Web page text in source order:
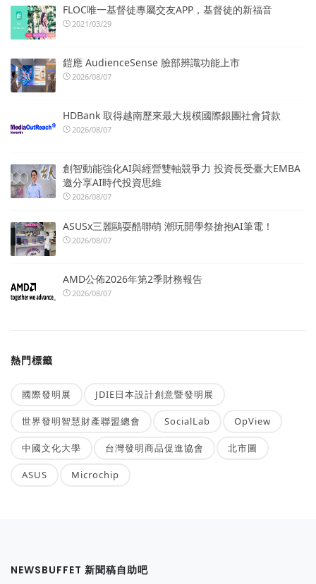
FLOC唯一基督徒專屬交友APP，基督徒的新福音
2021/03/29
鎧應 AudienceSense 臉部辨識功能上市
2026/08/07
HDBank 取得越南歷來最大規模國際銀團社會貸款
2026/08/07
創智動能強化AI與經營雙軸競爭力 投資長受臺大EMBA
邀分享AI時代投資思維
2026/08/07
ASUSx三麗鷗耍酷聯萌 潮玩開學祭搶抱AI筆電！
2026/08/07
AMD公佈2026年第2季財務報告
2026/08/07
熱門標籤
國際發明展 JDIE日本設計創意暨發明展
世界發明智慧財產聯盟總會 SocialLab OpView
中國文化大學 台灣發明商品促進協會 北市圖
ASUS Microchip
NEWSBUFFET 新聞稿自助吧